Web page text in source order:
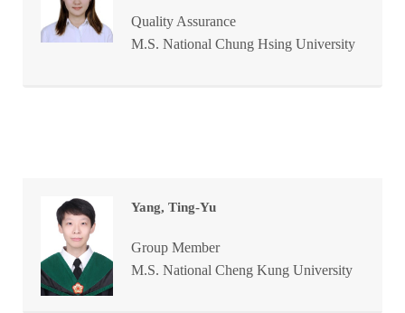
Quality Assurance
M.S. National Chung Hsing University
Yang, Ting-Yu
Group Member
M.S. National Cheng Kung University